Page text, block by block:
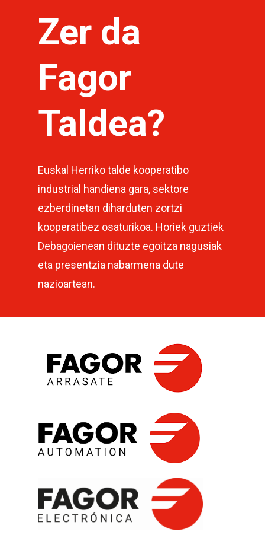
Zer da
Fagor
Taldea?
Euskal Herriko talde kooperatibo
industrial handiena gara, sektore
ezberdinetan diharduten zortzi
kooperatibez osaturikoa. Horiek guztiek
Debagoienean dituzte egoitza nagusiak
eta presentzia nabarmena dute
nazioartean.